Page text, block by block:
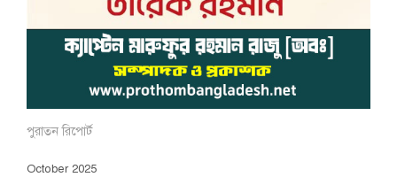
পুরাতন রিপোর্ট
October 2025